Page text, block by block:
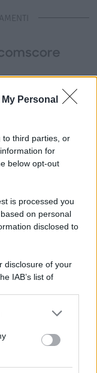
Personal
to third parties, or
for
below opt-out
is processed you
on personal
disclosed to
disclosure of your
IAB’s list of
us to third parties
- Testata
N. 8/2020 - RG N.
ALL’ANSO
ONLINE)